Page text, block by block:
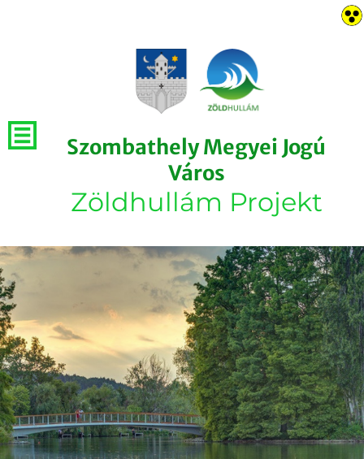
Szombathely Megyei Jogú
Város
Zöldhullám Projekt